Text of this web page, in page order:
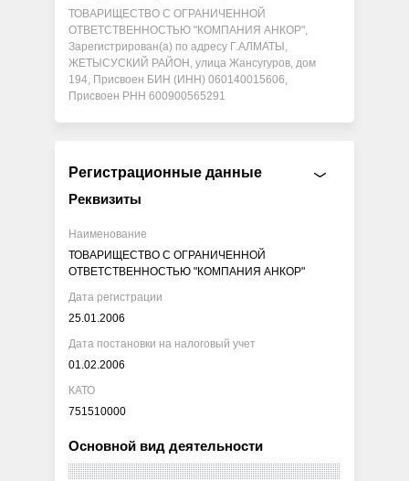
ТОВАРИЩЕСТВО С ОГРАНИЧЕННОЙ
ОТВЕТСТВЕННОСТЬЮ "КОМПАНИЯ АНКОР",
Зарегистрирован(а) по адресу Г.АЛМАТЫ,
ЖЕТЫСУСКИЙ РАЙОН, улица Жансугуров, дом
194, Присвоен БИН (ИНН) 060140015606,
Присвоен РНН 600900565291
Регистрационные данные
Реквизиты
Наименование
ТОВАРИЩЕСТВО С ОГРАНИЧЕННОЙ
ОТВЕТСТВЕННОСТЬЮ "КОМПАНИЯ АНКОР"
Дата регистрации
25.01.2006
Дата постановки на налоговый учет
01.02.2006
КАТО
751510000
Основной вид деятельности